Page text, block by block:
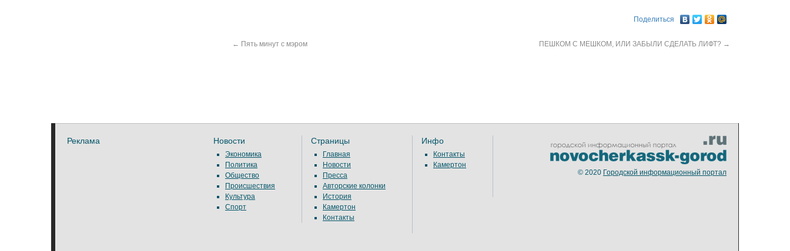
Поделиться
← Пять минут с мэром ПЕШКОМ С МЕШКОМ, ИЛИ ЗАБЫЛИ СДЕЛАТЬ ЛИФТ? →
Реклама Новости
Экономика
Политика
Общество
Происшествия
Культура
Спорт
Страницы
Главная
Новости
Пресса
Авторские колонки
История
Камертон
Контакты
Инфо
Контакты
Камертон
© 2020 Городской информационный портал